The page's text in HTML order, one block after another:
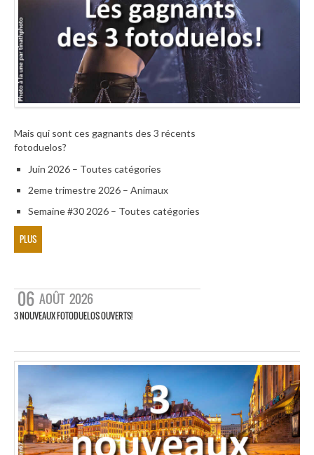
Mais qui sont ces gagnants des 3 récents
fotoduelos?
Juin 2026 – Toutes catégories
2eme trimestre 2026 – Animaux
Semaine #30 2026 – Toutes catégories
PLUS
06 AOÛT 2026
3 NOUVEAUX FOTODUELOS OUVERTS!